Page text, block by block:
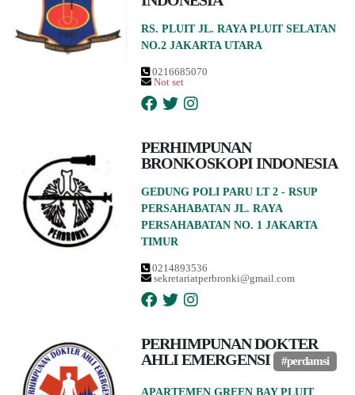
RS. PLUIT JL. RAYA PLUIT SELATAN
NO.2 JAKARTA UTARA
0216685070
Not set
PERHIMPUNAN
BRONKOSKOPI INDONESIA
GEDUNG POLI PARU LT 2 - RSUP
PERSAHABATAN JL. RAYA
PERSAHABATAN NO. 1 JAKARTA
TIMUR
0214893536
sekretariatperbronki@gmail.com
PERHIMPUNAN DOKTER
AHLI EMERGENSI
#perdamsi
APARTEMEN GREEN BAY PLUIT